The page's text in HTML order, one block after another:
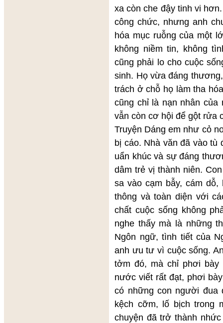
xa còn che đậy tinh vi
công chức, nhưng anh
hóa mục ruỗng của một
không niềm tin, không
cũng phải lo cho cuộc
sinh. Họ vừa đáng
trách ở chỗ họ làm tha
cũng chỉ là nạn nhân của
vẫn còn cơ hội để gột rửa
Truyện Dáng em như cỏ
bị cáo. Nhà văn đã vào tù
uẩn khúc và sự đáng
dâm trẻ vị thành niên.
sa vào cạm bẫy, cám
thông và toàn diện với
chất cuộc sống không
nghe thấy mà là những
Ngôn ngữ, tình tiết của
anh ưu tư vì cuộc sống.
tởm đó, mà chỉ phơi bày
nước viết rất đạt, phơi
có những con người đua
kệch cỡm, lố bịch trong
chuyện đã trở thành